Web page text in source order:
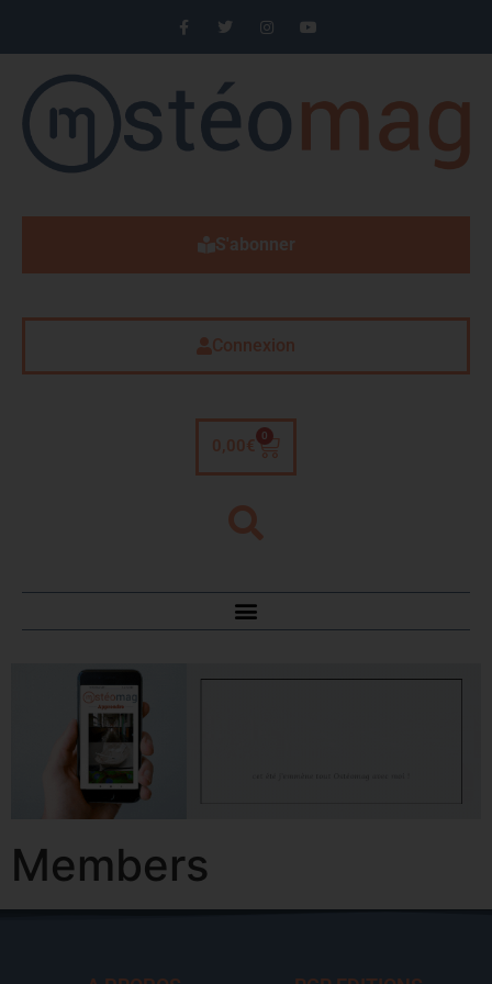
S'abonner
Connexion
0,00 €
0
Members